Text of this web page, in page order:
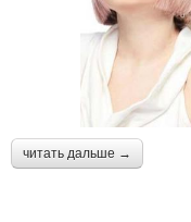
читать дальше →